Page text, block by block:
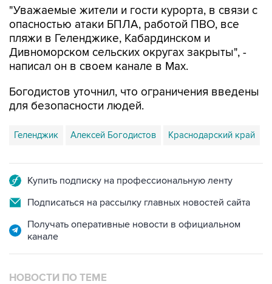
"Уважаемые жители и гости курорта, в связи с
опасностью атаки БПЛА, работой ПВО, все
пляжи в Геленджике, Кабардинском и
Дивноморском сельских округах закрыты", -
написал он в своем канале в Max.
Богодистов уточнил, что ограничения введены
для безопасности людей.
Геленджик Алексей Богодистов Краснодарский край
Купить подписку на профессиональную ленту
Подписаться на рассылку главных новостей сайта
Получать оперативные новости в официальном
канале
НОВОСТИ ПО ТЕМЕ